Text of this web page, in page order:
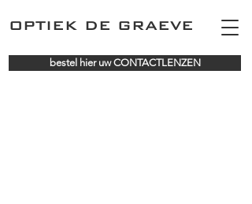
OPTIEK DE GRAEVE
bestel hier uw CONTACTLENZEN